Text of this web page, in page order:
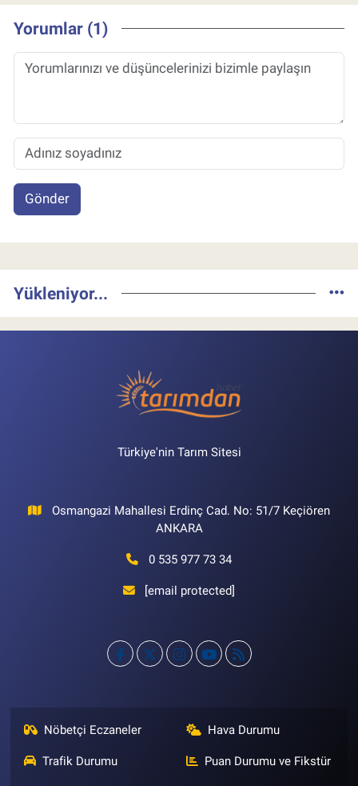
Yorumlar (1)
Gönder
Yükleniyor...
Türkiye'nin Tarım Sitesi
Osmangazi Mahallesi Erdinç Cad. No: 51/7 Keçiören
ANKARA
0 535 977 73 34
[email protected]
Nöbetçi Eczaneler Hava Durumu
Trafik Durumu Puan Durumu ve Fikstür